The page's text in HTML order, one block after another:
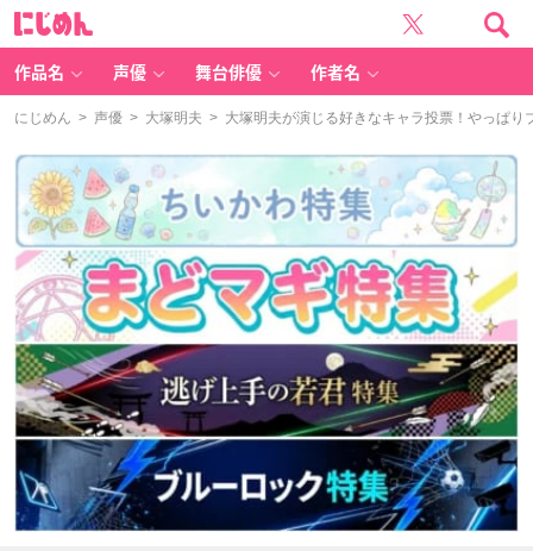
作品名 声優 舞台俳優 作者名
にじめん > 声優 > 大塚明夫 > 大塚明夫が演じる好きなキャラ投票！やっぱり